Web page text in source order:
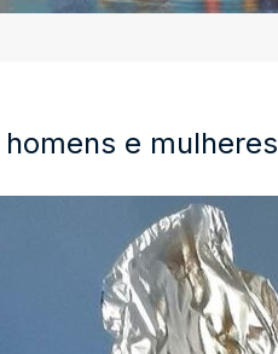
e mulheres